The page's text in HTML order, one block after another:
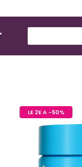
LE 2E A -50%